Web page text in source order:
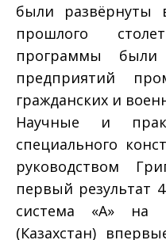
были развёрнуты
прошлого
программы были
предприятий
гражданских и
Научные и
специального
руководством
первый результат
система «А» на
(Казахстан)